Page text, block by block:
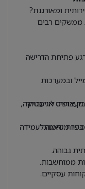
ומאורגנת?
רבים
פתיחת הדרישה
ובמערכות
לוגיסטיקה,
ודאגה לעמידה
אופיס או עבודה
משימות
גבוהה.
עסקיים.